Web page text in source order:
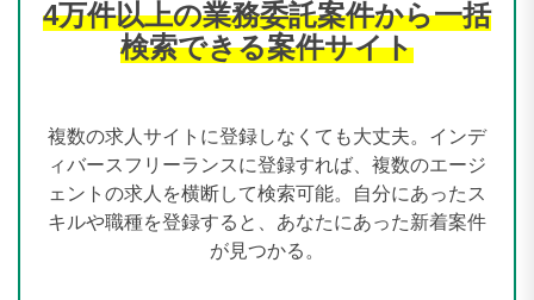
4万件以上の業務委託案件から一括
検索できる案件サイト
複数の求人サイトに登録しなくても大丈夫。インデ
ィバースフリーランスに登録すれば、複数のエージ
ェントの求人を横断して検索可能。自分にあったス
キルや職種を登録すると、あなたにあった新着案件
が見つかる。